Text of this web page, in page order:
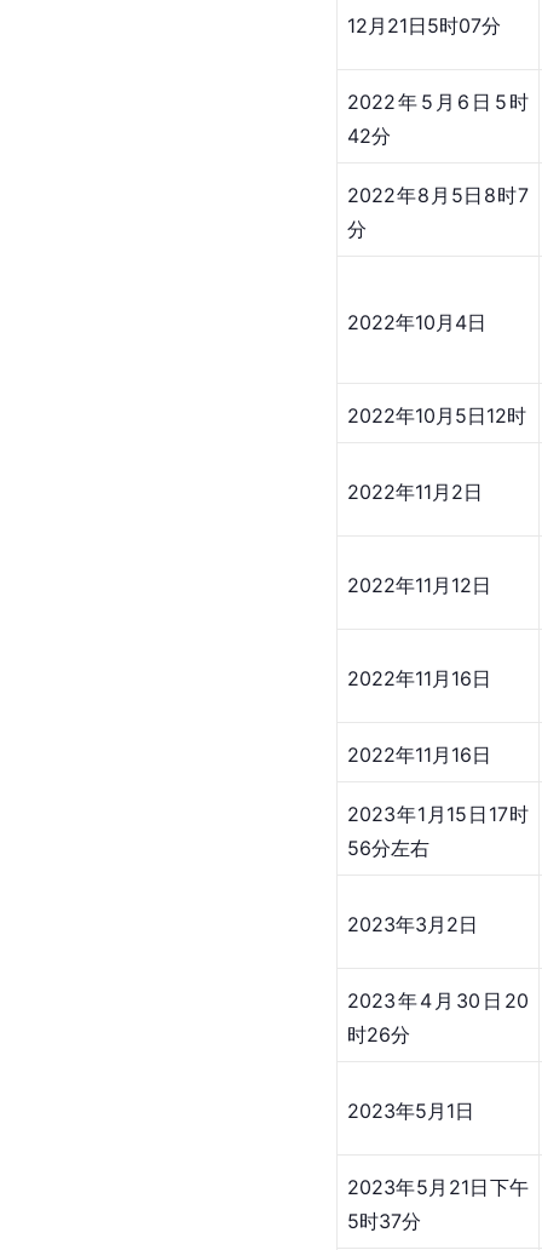
12月21日5时07分
2022年5月6日5时
42分
2022年8月5日8时7
分
2022年10月4日
2022年10月5日12时
2022年11月2日
2022年11月12日
2022年11月16日
2022年11月16日
2023年1月15日17时
56分左右
2023年3月2日
2023年4月30日20
时26分
2023年5月1日
2023年5月21日下午
5时37分